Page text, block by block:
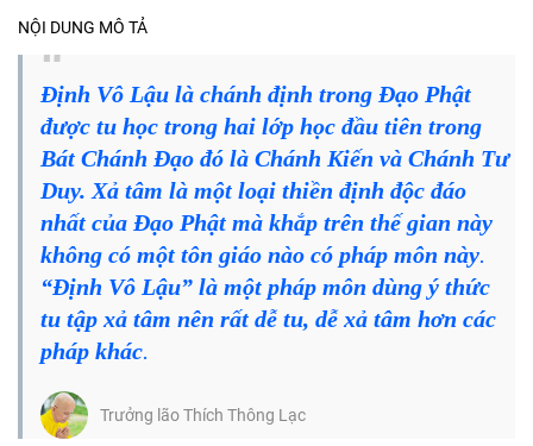
NỘI DUNG MÔ TẢ
Định Vô Lậu là chánh định trong Đạo Phật
được tu học trong hai lớp học đầu tiên trong
Bát Chánh Đạo đó là Chánh Kiến và Chánh Tư
Duy. Xả tâm là một loại thiền định độc đáo
nhất của Đạo Phật mà khắp trên thế gian này
không có một tôn giáo nào có pháp môn này.
“Định Vô Lậu” là một pháp môn dùng ý thức
tu tập xả tâm nên rất dễ tu, dễ xả tâm hơn các
pháp khác.
Trưởng lão Thích Thông Lạc